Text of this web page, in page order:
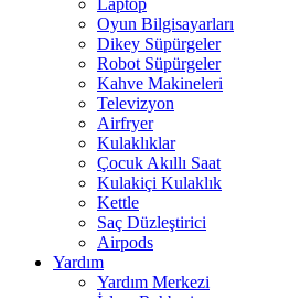
Oyun Bilgisayarları
Dikey Süpürgeler
Robot Süpürgeler
Kahve Makineleri
Televizyon
Airfryer
Kulaklıklar
Çocuk Akıllı Saat
Kulakiçi Kulaklık
Kettle
Saç Düzleştirici
Airpods
Yardım
Yardım Merkezi